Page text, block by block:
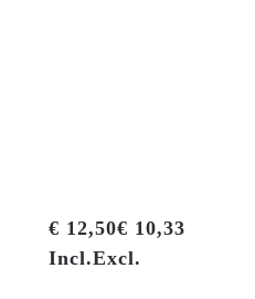
€ 12,50€ 10,33
Incl.Excl.
€ 9,95€
prijs is: